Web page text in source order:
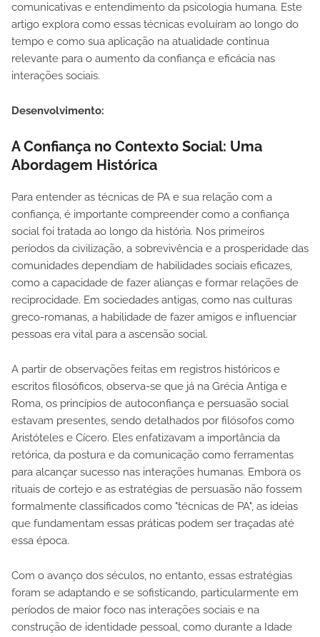
comunicativas e entendimento da psicologia humana. Este
artigo explora como essas técnicas evoluíram ao longo do
tempo e como sua aplicação na atualidade continua
relevante para o aumento da confiança e eficácia nas
interações sociais.
Desenvolvimento:
A Confiança no Contexto Social: Uma
Abordagem Histórica
Para entender as técnicas de PA e sua relação com a
confiança, é importante compreender como a confiança
social foi tratada ao longo da história. Nos primeiros
períodos da civilização, a sobrevivência e a prosperidade das
comunidades dependiam de habilidades sociais eficazes,
como a capacidade de fazer alianças e formar relações de
reciprocidade. Em sociedades antigas, como nas culturas
greco-romanas, a habilidade de fazer amigos e influenciar
pessoas era vital para a ascensão social.
A partir de observações feitas em registros históricos e
escritos filosóficos, observa-se que já na Grécia Antiga e
Roma, os princípios de autoconfiança e persuasão social
estavam presentes, sendo detalhados por filósofos como
Aristóteles e Cícero. Eles enfatizavam a importância da
retórica, da postura e da comunicação como ferramentas
para alcançar sucesso nas interações humanas. Embora os
rituais de cortejo e as estratégias de persuasão não fossem
formalmente classificados como "técnicas de PA", as ideias
que fundamentam essas práticas podem ser traçadas até
essa época.
Com o avanço dos séculos, no entanto, essas estratégias
foram se adaptando e se sofisticando, particularmente em
períodos de maior foco nas interações sociais e na
construção de identidade pessoal, como durante a Idade